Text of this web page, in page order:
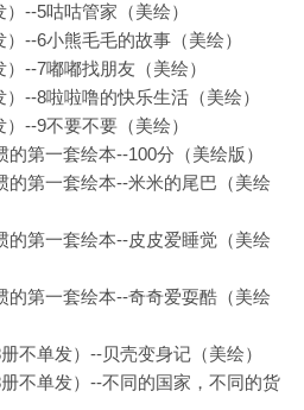
--5咕咕管家（美绘）
--6小熊毛毛的故事（美绘）
--7嘟嘟找朋友（美绘）
--8啦啦噜的快乐生活（美绘）
--9不要不要（美绘）
第一套绘本--100分（美绘版）
的第一套绘本--米米的尾巴（美绘
的第一套绘本--皮皮爱睡觉（美绘
的第一套绘本--奇奇爱耍酷（美绘
不单发）--贝壳变身记（美绘）
不单发）--不同的国家，不同的货